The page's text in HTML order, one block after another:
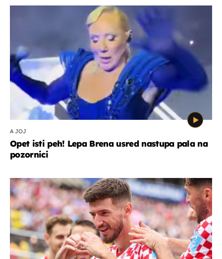
A JOJ
Opet isti peh! Lepa Brena usred nastupa pala na
pozornici